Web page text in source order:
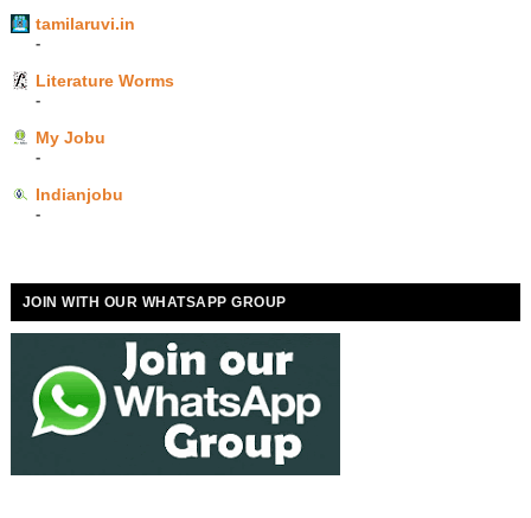
tamilaruvi.in
-
Literature Worms
-
My Jobu
-
Indianjobu
-
JOIN WITH OUR WHATSAPP GROUP